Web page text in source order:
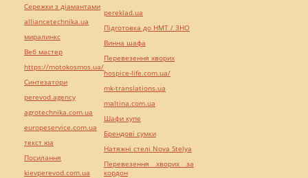
Сережки з діамантами
alliancetechnika.ua
миралинкс
Веб мастер
https://motokosmos.ua/
Синтезатори
perevod.agency
agrotechnika.com.ua
europeservice.com.ua
текст юа
Посилання
kievperevod.com.ua
pereklad.ua
Підготовка до НМТ / ЗНО
Винна шафа
Перевезення хворих
hospice-life.com.ua/
mk-translations.ua
maltina.com.ua
Шафи купе
Брендові сумки
Натяжні стелі Nova Stelya
Перевезення хворих за
кордон